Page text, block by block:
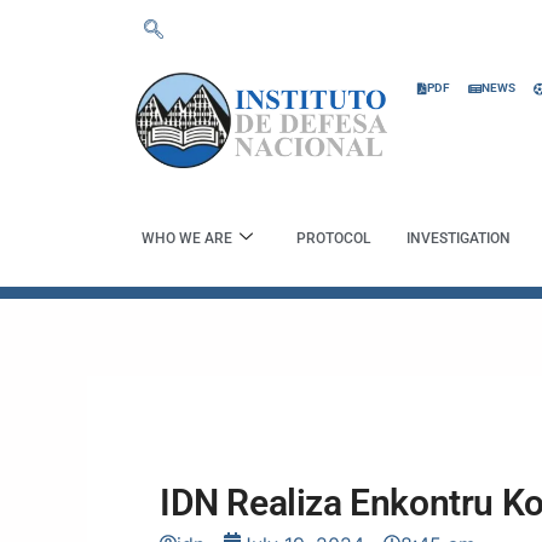
PDF NEWS
WHO WE ARE PROTOCOL INVESTIGATION
IDN Realiza Enkontru